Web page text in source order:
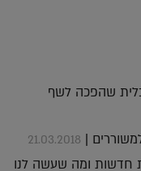
שהפכה לשף
|
21.03.2018
חדשות ומה שעשה לנו